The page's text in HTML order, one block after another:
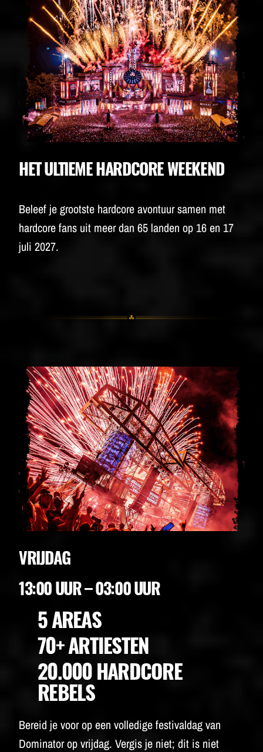
BUDWEISER
HET ULTIEME HARDCORE WEEKEND
Beleef je grootste hardcore avontuur samen met
hardcore fans uit meer dan 65 landen op 16 en 17
juli 2027.
VRIJDAG
13:00 UUR – 03:00 UUR
5 AREAS
70+ ARTIESTEN
20.000 HARDCORE
REBELS
Bereid je voor op een volledige festivaldag van
Dominator op vrijdag. Vergis je niet; dit is niet